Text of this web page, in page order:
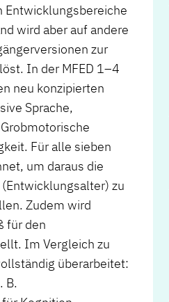
Entwicklungsbereiche
wird aber auf andere
zur
In der MFED 1–4
neu konzipierten
Sprache,
Für alle sieben
um daraus die
zu
Zudem wird
für den
Im Vergleich zu
überarbeitet:
B.